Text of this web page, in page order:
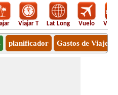
Viajar T Lat Long Vuelo
planificador Gastos de Viaje